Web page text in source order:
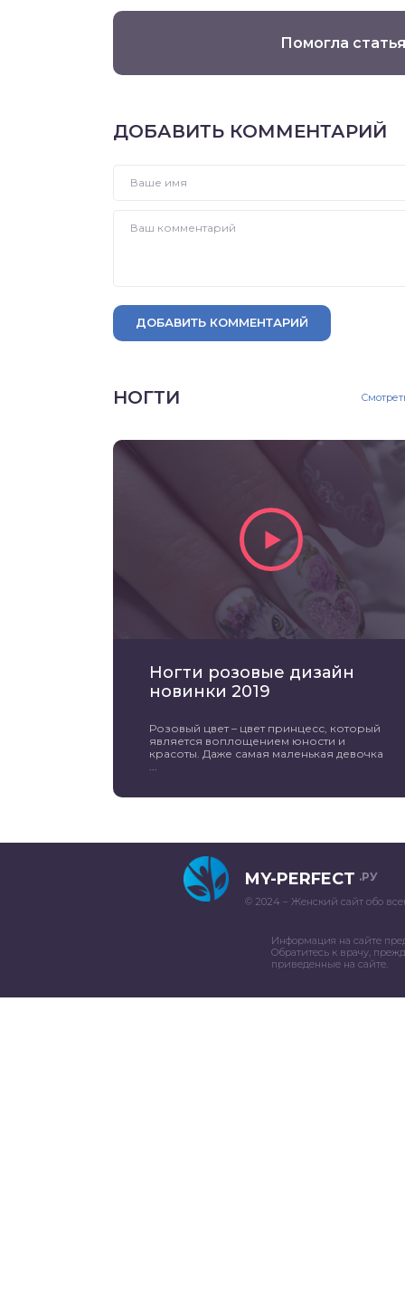
Помогла
ДОБАВИТЬ КОММЕНТАРИЙ
ДОБАВИТЬ КОММЕНТАРИЙ
НОГТИ
Ногти розовые дизайн
новинки 2019
Розовый цвет – цвет принцесс, который
является воплощением юности и
красоты. Даже самая маленькая девочка
...
MY-PERFECT .РУ
© 2024 – Женский сайт обо
Информация на сайте
Обратитесь к врачу,
приведенные на сайте.